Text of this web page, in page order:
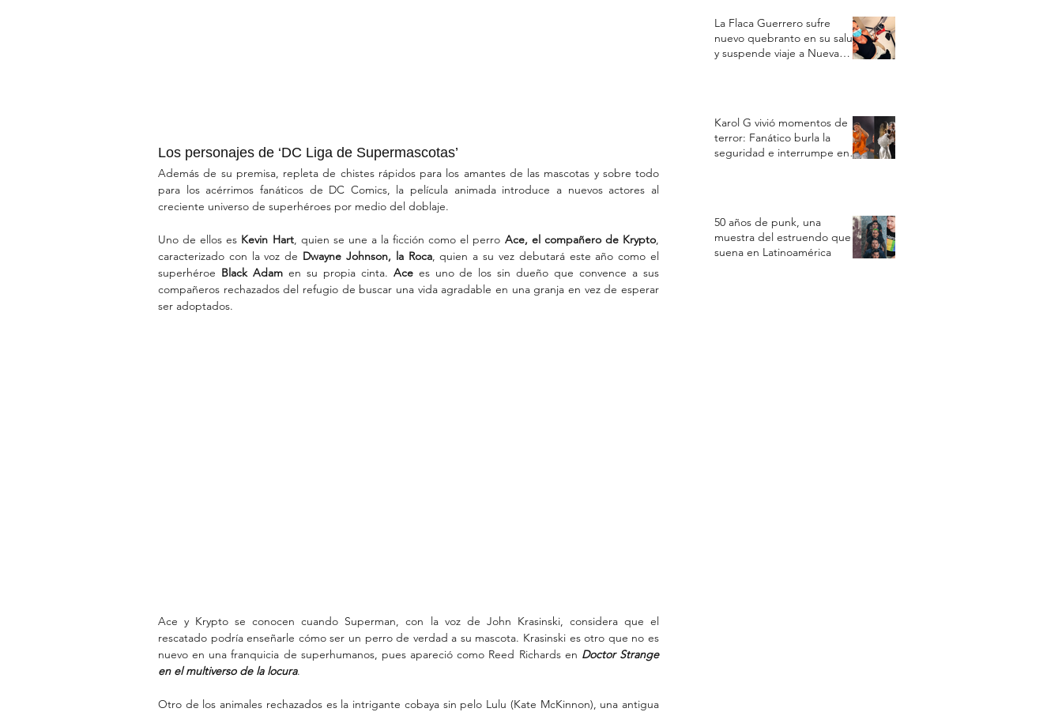
Los personajes de ‘DC Liga de Supermascotas’
Además de su premisa, repleta de chistes rápidos para los amantes de las mascotas y sobre todo
para los acérrimos fanáticos de DC Comics, la película animada introduce a nuevos actores al
creciente universo de superhéroes por medio del doblaje.
Uno de ellos es Kevin Hart, quien se une a la ficción como el perro Ace, el compañero de Krypto,
caracterizado con la voz de Dwayne Johnson, la Roca, quien a su vez debutará este año como el
superhéroe Black Adam en su propia cinta. Ace es uno de los sin dueño que convence a sus
compañeros rechazados del refugio de buscar una vida agradable en una granja en vez de esperar
ser adoptados.
Ace y Krypto se conocen cuando Superman, con la voz de John Krasinski, considera que el
rescatado podría enseñarle cómo ser un perro de verdad a su mascota. Krasinski es otro que no es
nuevo en una franquicia de superhumanos, pues apareció como Reed Richards en Doctor Strange
en el multiverso de la locura.
Otro de los animales rechazados es la intrigante cobaya sin pelo Lulu (Kate McKinnon), una antigua
La Flaca Guerrero sufre
nuevo quebranto en su salud
y suspende viaje a Nueva
Karol G vivió momentos de
terror: Fanático burla la
seguridad e interrumpe en
50 años de punk, una
muestra del estruendo que
suena en Latinoamérica